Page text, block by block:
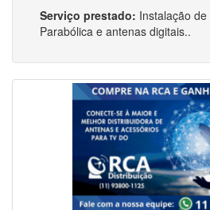
Serviço prestado: Instalação
Parabólica e antenas digitais..